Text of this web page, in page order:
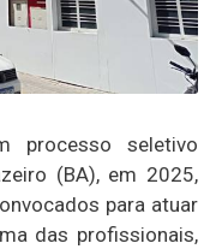
processo seletivo
(BA), em 2025,
para atuar
das profissionais,